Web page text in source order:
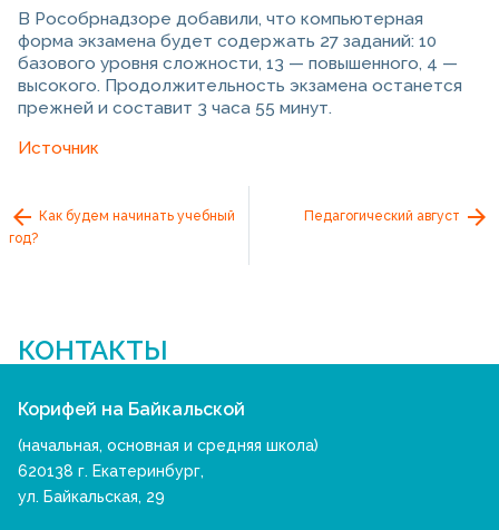
В Рособрнадзоре добавили, что компьютерная
форма экзамена будет содержать 27 заданий: 10
базового уровня сложности, 13 — повышенного, 4 —
высокого. Продолжительность экзамена останется
прежней и составит 3 часа 55 минут.
Источник
Как будем начинать учебный
год?
Педагогический август
КОНТАКТЫ
Корифей на Байкальской
(начальная, основная и средняя школа)
620138 г. Екатеринбург,
ул. Байкальская, 29